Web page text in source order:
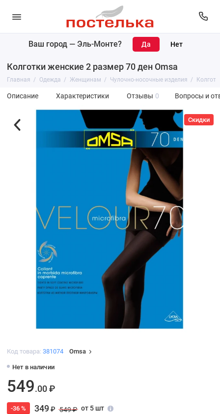
Ваш город — Эль-Монте?
Колготки женские 2 размер 70 ден Omsa
Главная Одежда Женщинам Чулочно-носочные изделия
Описание Характеристики Отзывы 0 Вопросы и
Скидки
Код товара: 381074 Omsa
Нет в наличии
549.00 ₽
-36 % 349₽ 549 ₽ от 5 шт